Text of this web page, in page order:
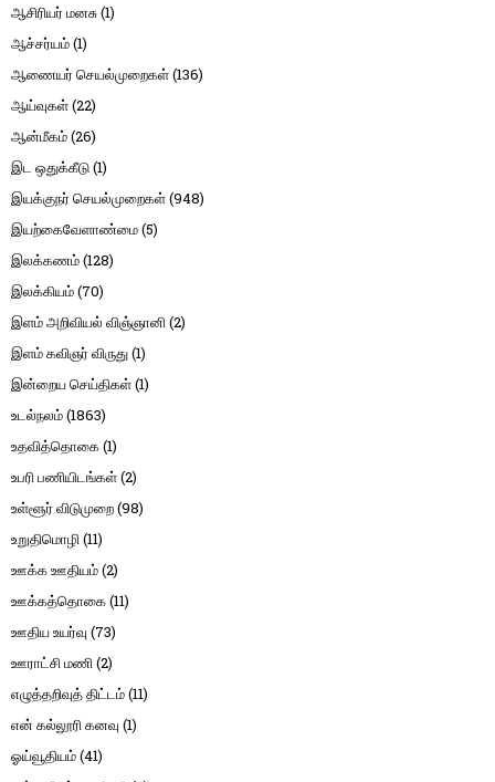
ஆசிரியர் மனசு(1)
ஆச்சர்யம்(1)
ஆணையர் செயல்முறைகள்(136)
ஆய்வுகள்(22)
ஆன்மீகம்(26)
இட ஒதுக்கீடு(1)
இயக்குநர் செயல்முறைகள்(948)
இயற்கைவேளாண்மை(5)
இலக்கணம்(128)
இலக்கியம்(70)
இளம் அறிவியல் விஞ்ஞானி(2)
இளம் கவிஞர் விருது(1)
இன்றைய செய்திகள்(1)
உடல்நலம்(1863)
உதவித்தொகை(1)
உபரி பணியிடங்கள்(2)
உள்ளூர் விடுமுறை(98)
உறுதிமொழி(11)
ஊக்க ஊதியம்(2)
ஊக்கத்தொகை(11)
ஊதிய உயர்வு (73)
ஊராட்சி மணி(2)
எழுத்தறிவுத் திட்டம்(11)
என் கல்லூரி கனவு (1)
ஓய்வூதியம்(41)